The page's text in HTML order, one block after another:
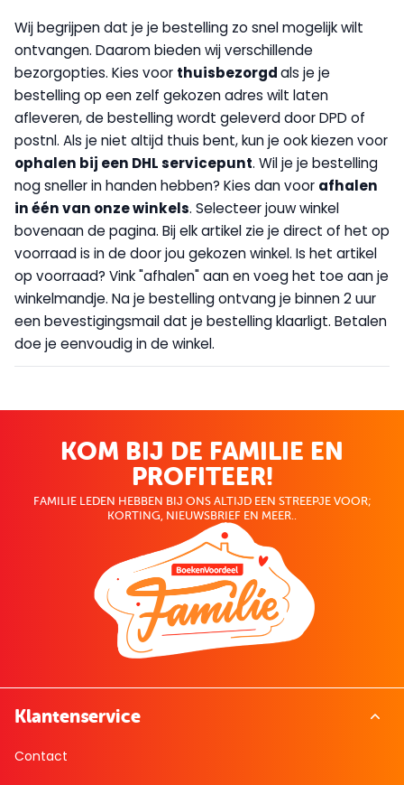
Wij begrijpen dat je je bestelling zo snel mogelijk wilt
ontvangen. Daarom bieden wij verschillende
bezorgopties. Kies voor thuisbezorgdals je je
bestelling op een zelf gekozen adres wilt laten
afleveren, de bestelling wordt geleverd door DPD of
postnl. Als je niet altijd thuis bent, kun je ook kiezen voor
ophalen bij een DHL servicepunt. Wil je je bestelling
nog sneller in handen hebben? Kies dan voor afhalen
in één van onze winkels. Selecteer jouw winkel
bovenaan de pagina. Bij elk artikel zie je direct of het op
voorraad is in de door jou gekozen winkel. Is het artikel
op voorraad? Vink "afhalen" aan en voeg het toe aan je
winkelmandje. Na je bestelling ontvang je binnen 2 uur
een bevestigingsmail dat je bestelling klaarligt. Betalen
doe je eenvoudig in de winkel.
KOM BIJ DE FAMILIE EN
PROFITEER!
FAMILIE LEDEN HEBBEN BIJ ONS ALTIJD EEN STREEPJE VOOR;
KORTING, NIEUWSBRIEF EN MEER..
Klantenservice
Contact